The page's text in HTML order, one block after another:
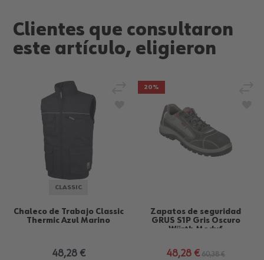
Clientes que consultaron
este artículo, eligieron
CLASSIC
Chaleco de Trabajo Classic
Thermic Azul Marino
48,28 €
Añadir para comparar
Añadir a la Lista de Deseos
20%
Zapatos de seguridad
GRUS S1P Gris Oscuro
Würth Modyf
48,28 € 60,38 €